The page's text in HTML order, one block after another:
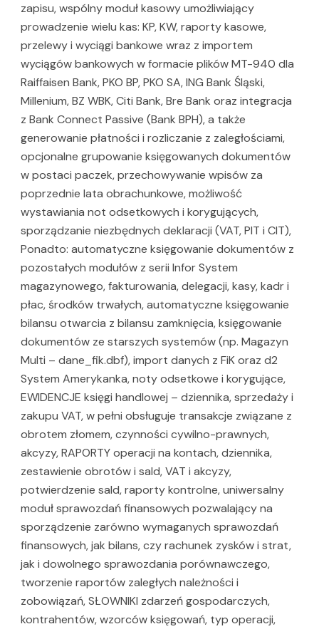
zapisu, wspólny moduł kasowy umożliwiający
prowadzenie wielu kas: KP, KW, raporty kasowe,
przelewy i wyciągi bankowe wraz z importem
wyciągów bankowych w formacie plików MT-940 dla
Raiffaisen Bank, PKO BP, PKO SA, ING Bank Śląski,
Millenium, BZ WBK, Citi Bank, Bre Bank oraz integracja
z Bank Connect Passive (Bank BPH), a także
generowanie płatności i rozliczanie z zaległościami,
opcjonalne grupowanie księgowanych dokumentów
w postaci paczek, przechowywanie wpisów za
poprzednie lata obrachunkowe, możliwość
wystawiania not odsetkowych i korygujących,
sporządzanie niezbędnych deklaracji (VAT, PIT i CIT),
Ponadto: automatyczne księgowanie dokumentów z
pozostałych modułów z serii Infor System
magazynowego, fakturowania, delegacji, kasy, kadr i
płac, środków trwałych, automatyczne księgowanie
bilansu otwarcia z bilansu zamknięcia, księgowanie
dokumentów ze starszych systemów (np. Magazyn
Multi – dane_fik.dbf), import danych z FiK oraz d2
System Amerykanka, noty odsetkowe i korygujące,
EWIDENCJE księgi handlowej – dziennika, sprzedaży i
zakupu VAT, w pełni obsługuje transakcje związane z
obrotem złomem, czynności cywilno-prawnych,
akcyzy, RAPORTY operacji na kontach, dziennika,
zestawienie obrotów i sald, VAT i akcyzy,
potwierdzenie sald, raporty kontrolne, uniwersalny
moduł sprawozdań finansowych pozwalający na
sporządzenie zarówno wymaganych sprawozdań
finansowych, jak bilans, czy rachunek zysków i strat,
jak i dowolnego sprawozdania porównawczego,
tworzenie raportów zaległych należności i
zobowiązań, SŁOWNIKI zdarzeń gospodarczych,
kontrahentów, wzorców księgowań, typ operacji,